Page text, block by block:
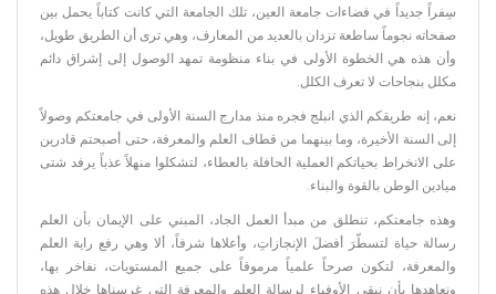
سِفراً جديداً في فضاءات جامعة العين، تلك الجامعة التي كانت كتاباً يحمل بين
صفحاته نجوماً ساطعة تزدان بالعديد من المعارف، وهي ترى أن الطريق طويل،
وأن هذه هي الخطوة الأولى في بناء منظومة تمهد الوصول إلى إشراق دائم
مكلل بنجاحات لا تعرف الكلل.
نعم، إنه طريقكم الذي انبلج فجره منذ مدارج السنة الأولى في جامعتكم وصولاً
إلى السنة الأخيرة، وما بينهما من قطاف العلم والمعرفة، حتى أصبحتم قادرين
على الانخراط بحياتكم العملية الحافلة بالعطاء، لتشكلوا منهلاً عذباً يرفد شتى
ميادين الوطن بالقوة والبناء.
وهذه جامعتكم، تنطلق من مبدأ العمل الجاد، المبني على الإيمان بأن العلم
رسالة حياة لتسطّرَ أفضلَ الإنجازاتِ، وأعلاها شرفاً، ألا وهي رفع راية العلم
والمعرفة، لتكون صرحاً علمياً مرموقاً على جميع المستويات، نفاخر بها،
ونعاهدها بأن نبقى الأوفياء لرسالة العلم والمعرفة التي غرسناها خلال هذه